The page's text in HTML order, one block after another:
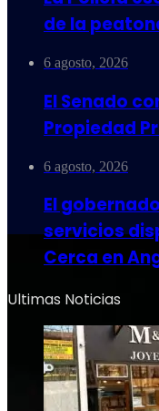
de la
6 agosto, 2026
El Senado
Propiedad
6 agosto, 2026
El
servicios
Cerca en
Ultimas Noticias